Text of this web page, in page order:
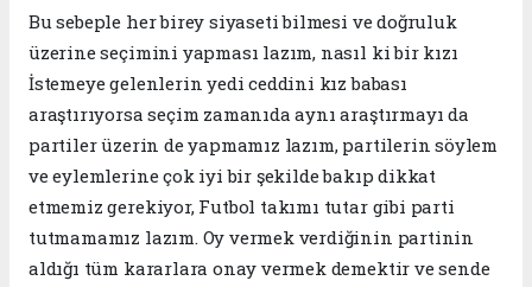
Bu sebeple her birey siyaseti bilmesi ve doğruluk
üzerine seçimini yapması lazım, nasıl ki bir kızı
İstemeye gelenlerin yedi ceddini kız babası
araştırıyorsa seçim zamanıda aynı araştırmayı da
partiler üzerin de yapmamız lazım, partilerin söylem
ve eylemlerine çok iyi bir şekilde bakıp dikkat
etmemiz gerekiyor, Futbol takımı tutar gibi parti
tutmamamız lazım. Oy vermek verdiğinin partinin
aldığı tüm kararlara onay vermek demektir ve sende